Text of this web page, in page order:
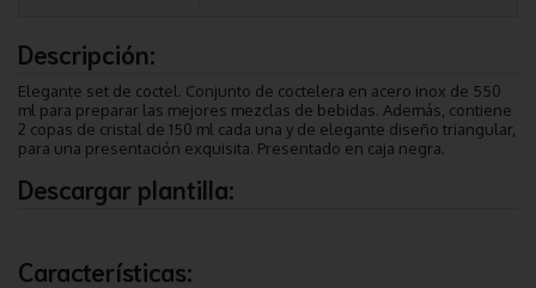
Descripción:
Elegante set de coctel. Conjunto de coctelera en acero inox de 550
ml para preparar las mejores mezclas de bebidas. Además, contiene
2 copas de cristal de 150 ml cada una y de elegante diseño triangular,
para una presentación exquisita. Presentado en caja negra.
Descargar plantilla:
Características: